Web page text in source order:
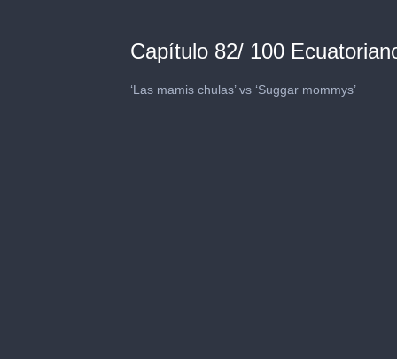
Capítulo 82/ 100
‘Las mamis chulas’ vs ‘Suggar mommys’